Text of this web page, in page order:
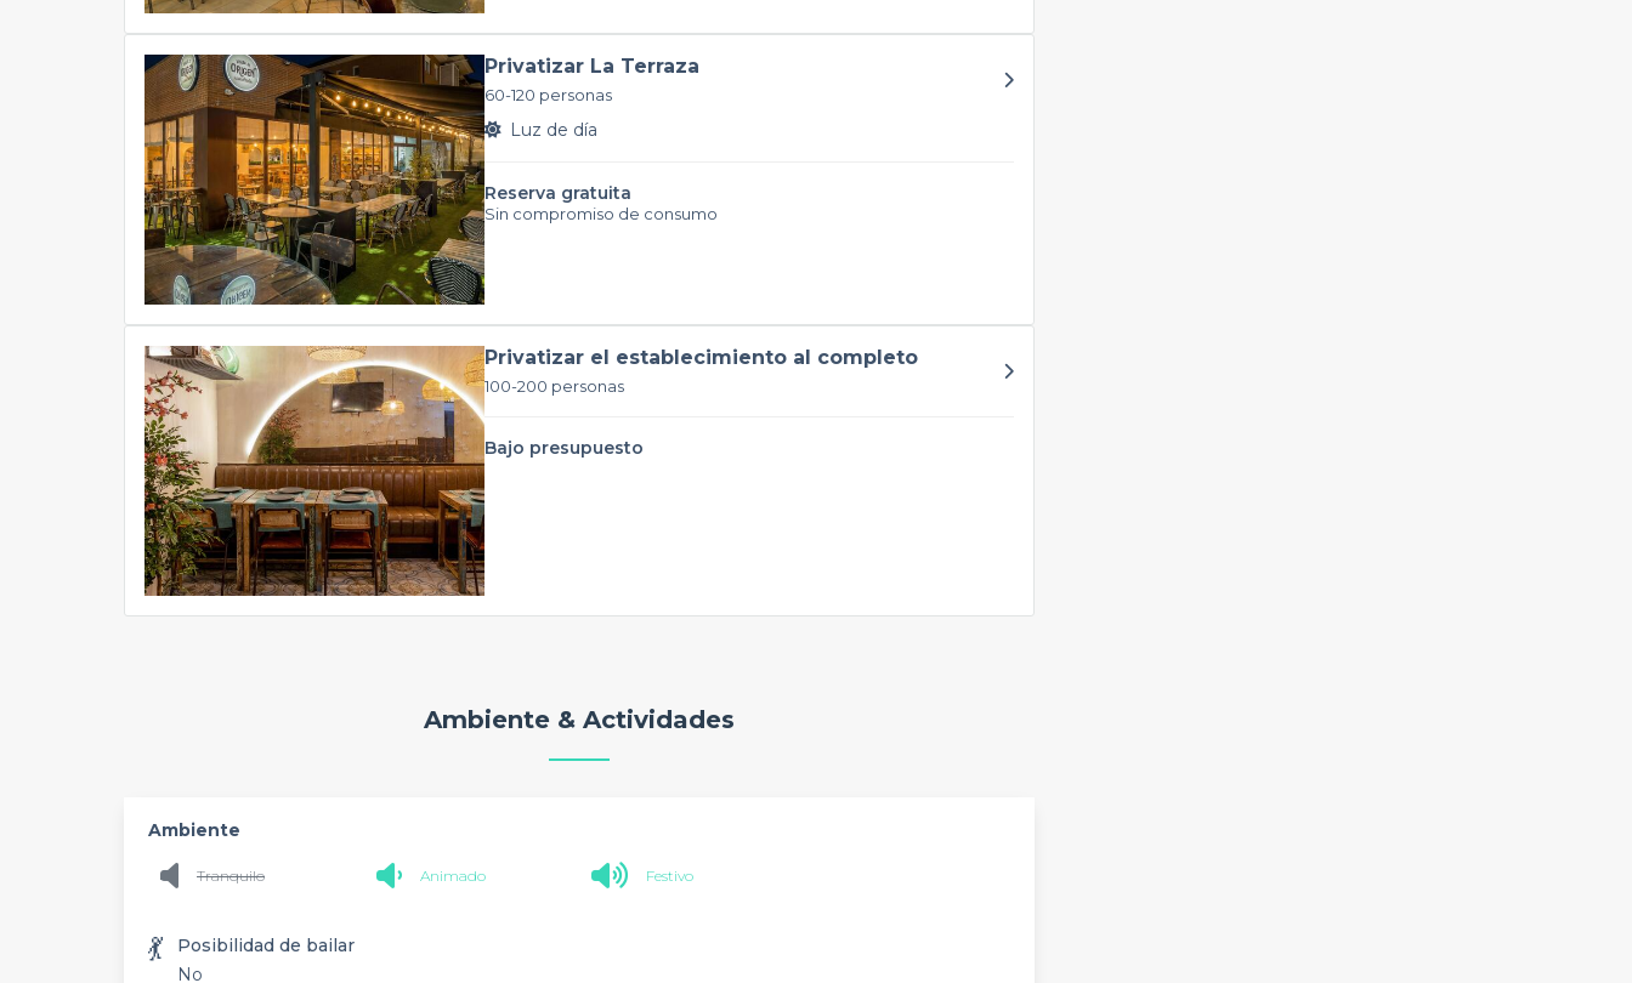
Privatizar La Terraza
60-120 personas
Luz de día
Reserva gratuita
Sin compromiso de consumo
Privatizar el establecimiento al completo
100-200 personas
Bajo presupuesto
Ambiente & Actividades
Ambiente
Tranquilo Animado Festivo
💃
Posibilidad de bailar
No